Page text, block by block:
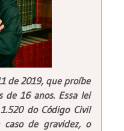
de 2019, que proíbe
de 16 anos. Essa lei
do Código Civil
de gravidez, o